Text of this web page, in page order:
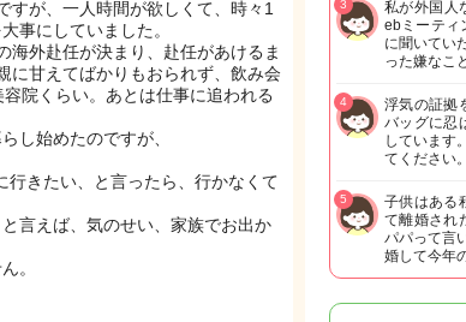
すが、一人時間が欲しくて、時々1
事にしていました。
海外赴任が決まり、赴任があけるま
に甘えてばかりもおられず、飲み会
院くらい。あとは仕事に追われる
し始めたのですが、
行きたい、と言ったら、行かなくて
言えば、気のせい、家族でお出か
。
私が外国人
ebミーティ
に聞いてい
った嫌なこ
3
浮気の証拠
バッグに忍
しています
てください
4
子供はある
て離婚され
パパって言
婚して今年
5